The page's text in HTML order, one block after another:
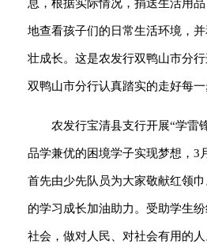
息，根据实际情况，捐送生活用
地查看孩子们的日常生活环境，
壮成长。这是农发行双鸭山市分
双鸭山市分行认真踏实的走好每
农发行宝清县支行开展“学雷
品学兼优的困境学子实现梦想，3
首先由少先队员为大家敬献红领
的学习成长加油助力。受助学生
社会，做对人民、对社会有用的人